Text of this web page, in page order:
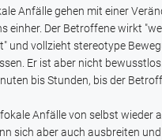
Anfälle gehen mit einer
einher. Der Betroffene wirkt
und vollzieht stereotype
Er ist aber nicht
bis Stunden, bis der
Anfälle von selbst wieder
sich aber auch ausbreiten